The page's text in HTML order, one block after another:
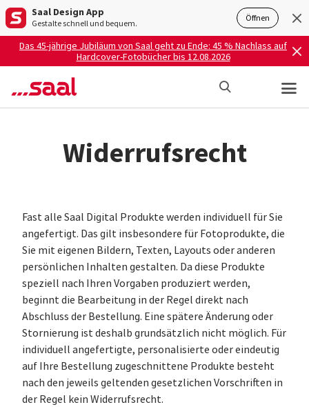
Saal Design App
Gestalte schnell und bequem. Öffnen
Das 45-jährige Jubiläum von Saal geht zu Ende: 45 % Nachlass auf
Hardcover-Fotobücher bis 12.08.2026
Widerrufsrecht
Fast alle Saal Digital Produkte werden individuell für Sie
angefertigt. Das gilt insbesondere für Fotoprodukte, die
Sie mit eigenen Bildern, Texten, Layouts oder anderen
persönlichen Inhalten gestalten. Da diese Produkte
speziell nach Ihren Vorgaben produziert werden,
beginnt die Bearbeitung in der Regel direkt nach
Abschluss der Bestellung. Eine spätere Änderung oder
Stornierung ist deshalb grundsätzlich nicht möglich. Für
individuell angefertigte, personalisierte oder eindeutig
auf Ihre Bestellung zugeschnittene Produkte besteht
nach den jeweils geltenden gesetzlichen Vorschriften in
der Regel kein Widerrufsrecht.